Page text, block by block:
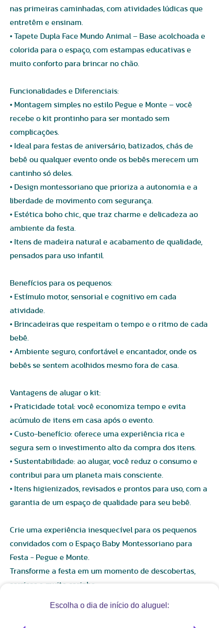
nas primeiras caminhadas, com atividades lúdicas que
entretêm e ensinam.
• Tapete Dupla Face Mundo Animal – Base acolchoada e
colorida para o espaço, com estampas educativas e
muito conforto para brincar no chão.
Funcionalidades e Diferenciais:
• Montagem simples no estilo Pegue e Monte – você
recebe o kit prontinho para ser montado sem
complicações.
• Ideal para festas de aniversário, batizados, chás de
bebê ou qualquer evento onde os bebês merecem um
cantinho só deles.
• Design montessoriano que prioriza a autonomia e a
liberdade de movimento com segurança.
• Estética boho chic, que traz charme e delicadeza ao
ambiente da festa.
• Itens de madeira natural e acabamento de qualidade,
pensados para uso infantil.
Benefícios para os pequenos:
• Estímulo motor, sensorial e cognitivo em cada
atividade.
• Brincadeiras que respeitam o tempo e o ritmo de cada
bebê.
• Ambiente seguro, confortável e encantador, onde os
bebês se sentem acolhidos mesmo fora de casa.
Vantagens de alugar o kit:
• Praticidade total: você economiza tempo e evita
acúmulo de itens em casa após o evento.
• Custo-benefício: oferece uma experiência rica e
segura sem o investimento alto da compra dos itens.
• Sustentabilidade: ao alugar, você reduz o consumo e
contribui para um planeta mais consciente.
• Itens higienizados, revisados e prontos para uso, com a
garantia de um espaço de qualidade para seu bebê.
Crie uma experiência inesquecível para os pequenos
convidados com o Espaço Baby Montessoriano para
Festa - Pegue e Monte.
Transforme a festa em um momento de descobertas,
sorrisos e muito carinho.